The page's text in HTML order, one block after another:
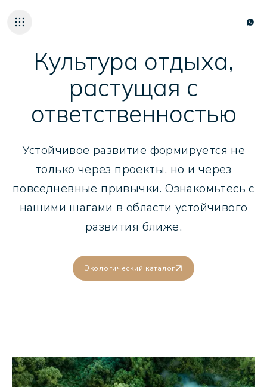
НАШИ ОТЕЛИ
ADALYA ALL
О НАС
УСТОЙЧИВОЕ
КАРЬЕРА
КОНТАКТЫ
[email protected]
Культура отдыха,
растущая с
ответственностью
Устойчивое развитие формируется не
только через проекты, но и через
повседневные привычки. Ознакомьтесь с
нашими шагами в области устойчивого
развития ближе.
Экологический каталог